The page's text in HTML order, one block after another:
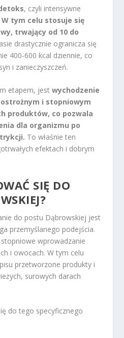
, czyli intensywne
W tym celu stosuje się
trwający od 10 do
drastycznie ogranicza się
400-600 kcal dziennie, co
i zanieczyszczeń.
etapem, jestwychodzenie
i stopniowym
produktów, co pozwala
dla organizmu po
To właśnie ten
efektach i dobrym
SIĘ DO
do postu Dąbrowskiej jest
przemyślanego podejścia.
wprowadzanie
i owocach. W tym celu
przetworzone produkty i
surowych darach
do tego specyficznego